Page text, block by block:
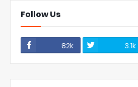
Follow Us
82k 3.1k